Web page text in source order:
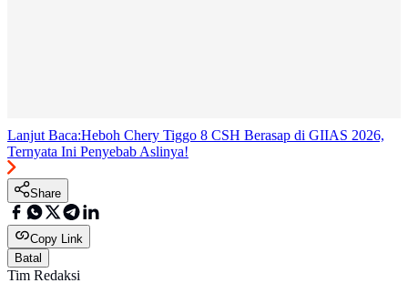
Lanjut Baca:Heboh Chery Tiggo 8 CSH Berasap di GIIAS 2026,
Ternyata Ini Penyebab Aslinya!
Share
Copy Link
Batal
Tim Redaksi